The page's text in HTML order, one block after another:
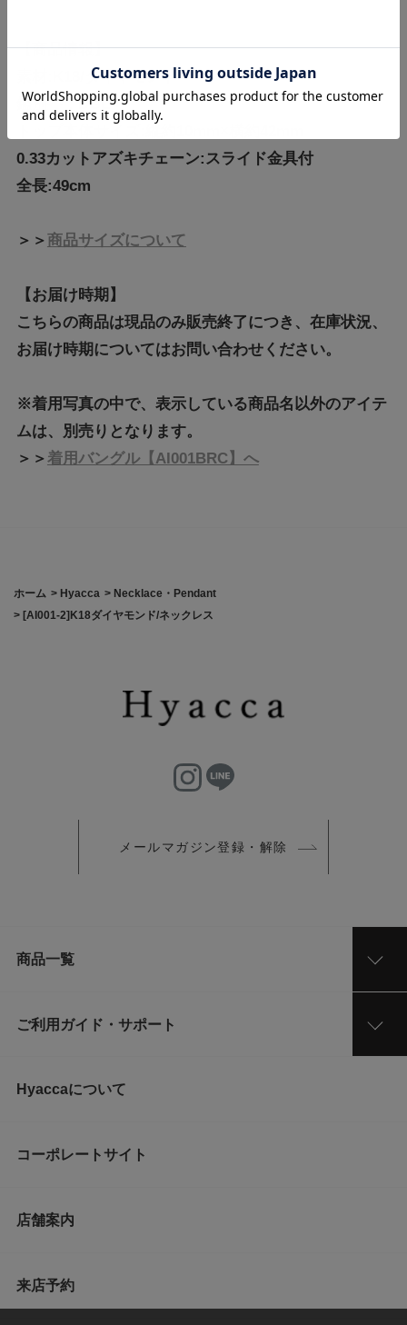
【商品情報】
素材:K18/ダイヤモンド
鑑別書：DGL
0.33カットアズキチェーン:スライド金具付
全長:49cm
＞＞ 商品サイズについて
【お届け時期】
こちらの商品は現品のみ販売終了につき、在庫状況、
お届け時期についてはお問い合わせください。
※着用写真の中で、表示している商品名以外のアイテ
ムは、別売りとなります。
＞＞着用バングル【AI001BRC】へ
ホーム > Hyacca > Necklace・Pendant
> [AI001-2]K18ダイヤモンド/ネックレス
メールマガジン登録・解除
商品一覧
ご利用ガイド・サポート
Hyaccaについて
コーポレートサイト
店舗案内
来店予約